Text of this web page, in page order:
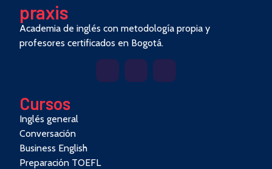
praxis
Academia de inglés con metodología propia y
profesores certificados en Bogotá.
Cursos
Inglés general
Conversación
Business English
Preparación TOEFL